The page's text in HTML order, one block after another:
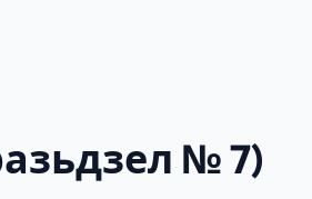
№ 7)